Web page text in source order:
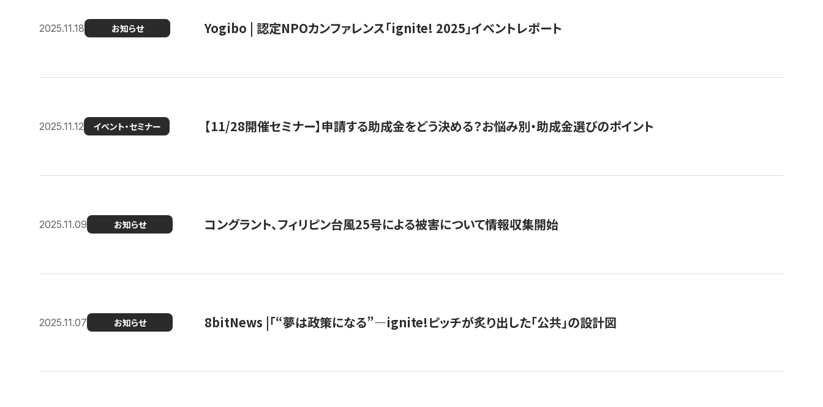
2025.11.18 お知らせ Yogibo | 認定NPOカンファレンス「ignite! 2025」イベントレポート
2025.11.12 イベント・セミナー 【11/28開催セミナー】申請する助成金をどう決める？お悩み別・助成金選びのポイント
2025.11.09 お知らせ コングラント、フィリピン台風25号による被害について情報収集開始
2025.11.07 お知らせ 8bitNews |「“夢は政策になる”—ignite!ピッチが炙り出した「公共」の設計図